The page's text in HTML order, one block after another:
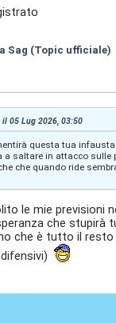
Sag (Topic ufficiale)
il 05 Lug 2026, 03:50
questa tua infausta
a saltare in attacco sulle
che quando ride
le mie previsioni
che stupirà
che è tutto il resto
difensivi)